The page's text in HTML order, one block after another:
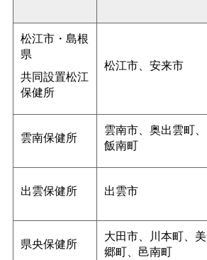
松江市・島根
県
共同設置松江
保健所
松江市、安来市
雲南保健所
雲南市、奥出雲町、
飯南町
出雲保健所 出雲市
県央保健所
大田市、川本町、美
郷町、邑南町